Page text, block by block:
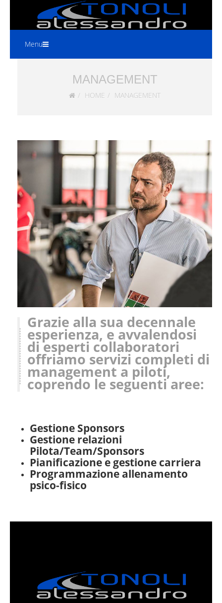
MANAGEMENT
HOME MANAGEMENT
Grazie alla sua decennale
esperienza, e avvalendosi
di esperti collaboratori
offriamo servizi completi di
management a piloti,
coprendo le seguenti aree:
Gestione Sponsors
Gestione relazioni
Pilota/Team/Sponsors
Pianificazione e gestione carriera
Programmazione allenamento
psico-fisico